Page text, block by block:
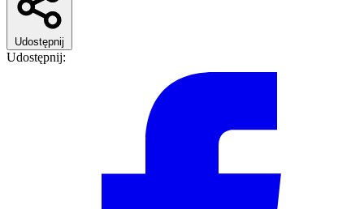
Udostępnij
Udostępnij: